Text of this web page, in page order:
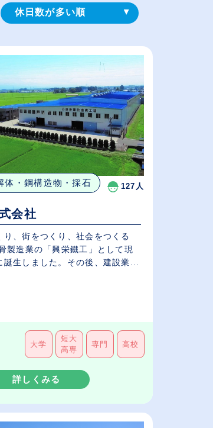
休日数が多い順
給与が高い順
従業員が多い順
体・鋼構造物・採石 127人
会社
り、街をつくり、社会をつくる
造業の「興栄鐵工」として現
誕生しました。その後、建設業...
大学
短大
高専
専門 高校
詳しくみる